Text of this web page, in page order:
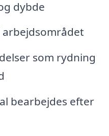
dybde
som rydning
bearbejdes efter